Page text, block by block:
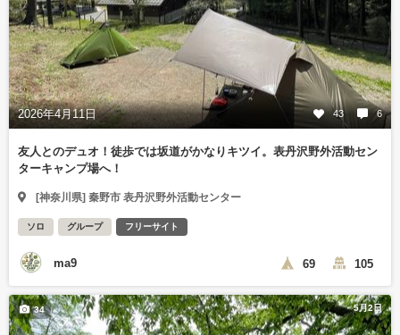
2026年4月11日 43 6
友人とのデュオ！徒歩では坂道がかなりキツイ。表丹沢野外活動セン
ターキャンプ場へ！
[神奈川県] 秦野市 表丹沢野外活動センター
ソロ グループ フリーサイト
ma9 69 105
5月2日
34